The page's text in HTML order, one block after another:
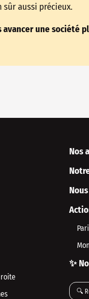
aussi précieux.
avancer une société
Nos
✨